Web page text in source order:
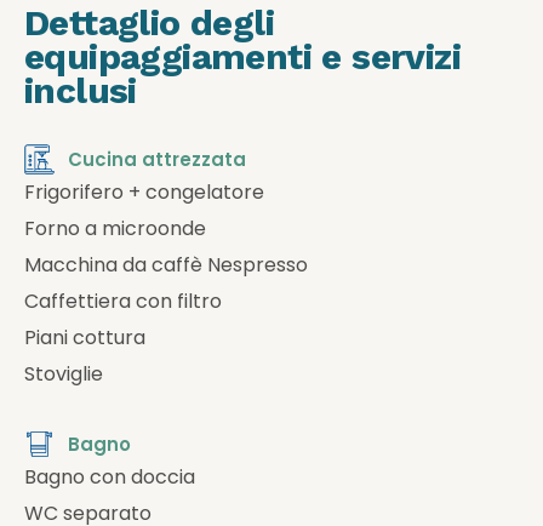
Dettaglio degli
equipaggiamenti e servizi
inclusi
Cucina attrezzata
Frigorifero + congelatore
Forno a microonde
Macchina da caffè Nespresso
Caffettiera con filtro
Piani cottura
Stoviglie
Bagno
Bagno con doccia
WC separato